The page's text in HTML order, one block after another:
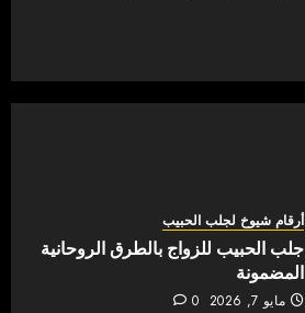
أرقام شيوخ لجلب الحبيب
جلب الحبيب للزواج بالطرق الروحانية
المضمونة
مايو 7, 2026 0